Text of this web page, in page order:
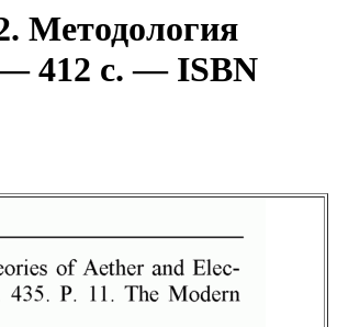
Методология
— 412 с. — ISBN